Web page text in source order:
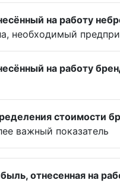
на работу
необходимый
на работу
стоимости
важный показатель
отнесенная на